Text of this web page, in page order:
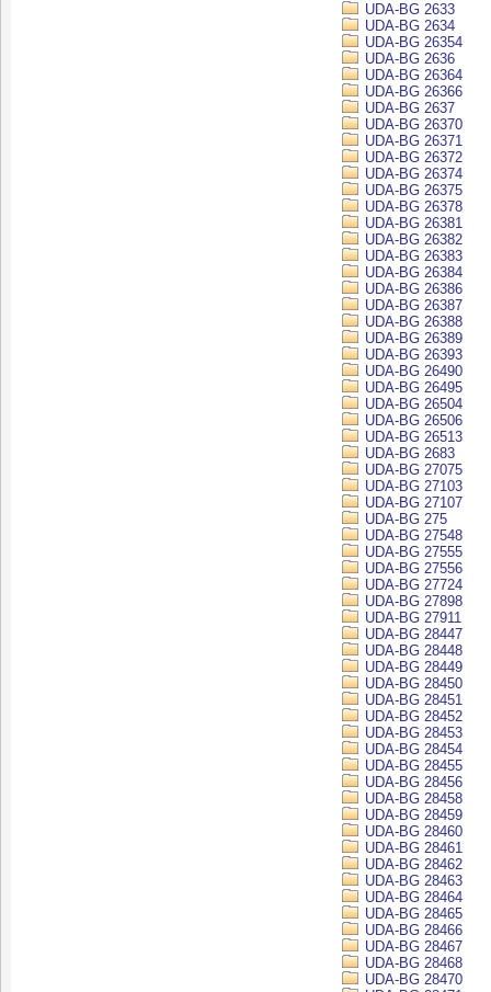
UDA-BG 2633
UDA-BG 2634
UDA-BG 26354
UDA-BG 2636
UDA-BG 26364
UDA-BG 26366
UDA-BG 2637
UDA-BG 26370
UDA-BG 26371
UDA-BG 26372
UDA-BG 26374
UDA-BG 26375
UDA-BG 26378
UDA-BG 26381
UDA-BG 26382
UDA-BG 26383
UDA-BG 26384
UDA-BG 26386
UDA-BG 26387
UDA-BG 26388
UDA-BG 26389
UDA-BG 26393
UDA-BG 26490
UDA-BG 26495
UDA-BG 26504
UDA-BG 26506
UDA-BG 26513
UDA-BG 2683
UDA-BG 27075
UDA-BG 27103
UDA-BG 27107
UDA-BG 275
UDA-BG 27548
UDA-BG 27555
UDA-BG 27556
UDA-BG 27724
UDA-BG 27898
UDA-BG 27911
UDA-BG 28447
UDA-BG 28448
UDA-BG 28449
UDA-BG 28450
UDA-BG 28451
UDA-BG 28452
UDA-BG 28453
UDA-BG 28454
UDA-BG 28455
UDA-BG 28456
UDA-BG 28458
UDA-BG 28459
UDA-BG 28460
UDA-BG 28461
UDA-BG 28462
UDA-BG 28463
UDA-BG 28464
UDA-BG 28465
UDA-BG 28466
UDA-BG 28467
UDA-BG 28468
UDA-BG 28470